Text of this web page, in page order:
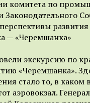
комитета по
Законодательного
развития
— «Черемшанка»
экскурсию по
«Черемшанка».
стало то, в каком
аэровокзал.